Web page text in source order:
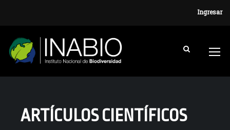
Ingresar
ARTÍCULOS CIENTÍFICOS